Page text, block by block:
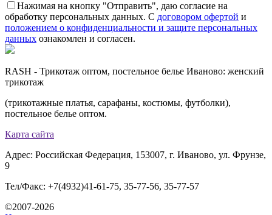
Нажимая на кнопку "Отправить", даю согласие на
обработку персональных данных. С договором офертой и
положением о конфиденциальности и защите персональных
данных ознакомлен и согласен.
RASH - Трикотаж оптом, постельное белье Иваново: женский
трикотаж
(трикотажные платья, сарафаны, костюмы, футболки),
постельное белье оптом.
Карта сайта
Адрес: Российская Федерация, 153007, г. Иваново, ул. Фрунзе,
9
Тел/Факс: +7(4932)41-61-75, 35-77-56, 35-77-57
©2007-2026